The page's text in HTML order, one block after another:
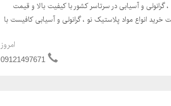
گرانولی و آسیابی در سرتاسر کشور با کیفیت بالا و قیمت
انواع مواد پلاستیک نو ، گرانولی و آسیابی کافیست با
امروز
09121497671